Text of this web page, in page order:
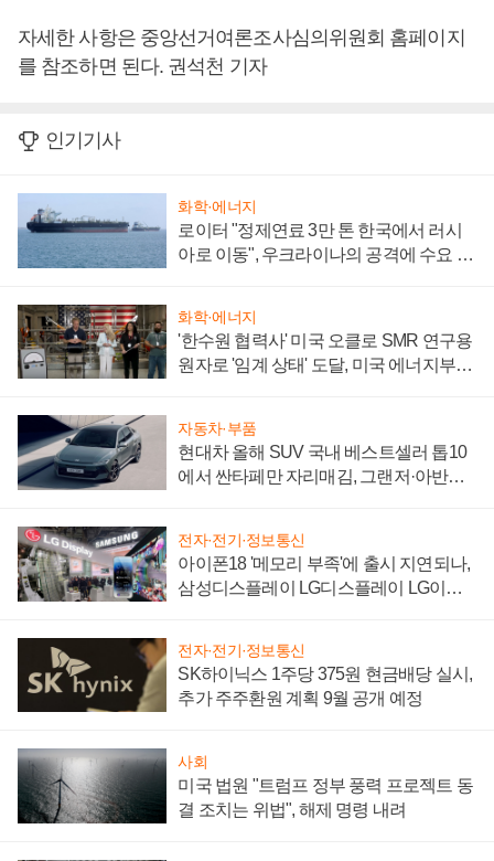
자세한 사항은 중앙선거여론조사심의위원회 홈페이지
를 참조하면 된다. 권석천 기자
인기기사
화학·에너지
로이터 "정제연료 3만 톤 한국에서 러시
아로 이동", 우크라이나의 공격에 수요 늘
화학·에너지
'한수원 협력사' 미국 오클로 SMR 연구용
원자로 '임계 상태' 도달, 미국 에너지부
자동차·부품
현대차 올해 SUV 국내 베스트셀러 톱10
에서 싼타페만 자리매김, 그랜저·아반떼
전자·전기·정보통신
아이폰18 '메모리 부족'에 출시 지연되나,
삼성디스플레이 LG디스플레이 LG이노
전자·전기·정보통신
SK하이닉스 1주당 375원 현금배당 실시,
추가 주주환원 계획 9월 공개 예정
사회
미국 법원 "트럼프 정부 풍력 프로젝트 동
결 조치는 위법", 해제 명령 내려